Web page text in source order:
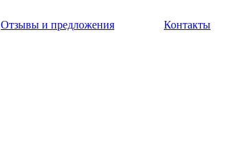
Отзывы и предложения Контакты